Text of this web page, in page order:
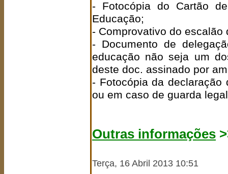
- Fotocópia do Cartão
Educação;
- Comprovativo do
- Documento de
educação não seja um
deste doc. assinado por
- Fotocópia da
ou em caso de guarda
Outras informações
Terça, 16 Abril 2013 10:51